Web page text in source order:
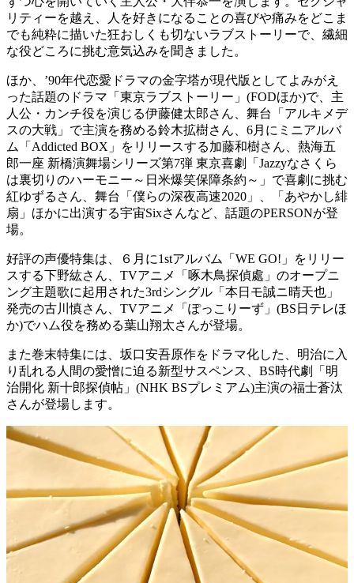
リティーを越え、人を好きになることの喜びや痛みをどこま
でも純粋に描いた狂おしくも切ないラブストーリーで、繊細
な役どころに挑む意気込みを聞きました。
ほか、’90年代恋愛ドラマの金字塔が現代版としてよみがえ
った話題のドラマ「東京ラブストーリー」(FODほか)で、主
人公・カンチ役を演じる伊藤健太郎さん、舞台「アルキメデ
スの大戦」で主演を務める鈴木拡樹さん、6月にミニアルバ
ム「Addicted BOX」をリリースする加藤和樹さん、熱海五
郎一座 新橋演舞場シリーズ第7弾 東京喜劇「Jazzyなさくら
は裏切りのハーモニー～日米爆笑保障条約～」で喜劇に挑む
紅ゆずるさん、舞台「僕らの深夜高速2020」、「あやかし緋
扇」ほかに出演する宇宙Sixさんなど、話題のPERSONが登
場。
好評の声優特集は、６月に1stアルバム「WE GO!」をリリー
スする下野紘さん、TVアニメ「啄木鳥探偵處」のオープニ
ング主題歌に起用された3rdシングル「本日モ誠ニ晴天也」
発売の古川慎さん、TVアニメ「ぽっこりーず」(BS日テレほ
か)でハム役を務める葉山翔太さんが登場。
また巻末特集には、坂口安吾原作をドラマ化した、明治に入
り乱れる人間の愛憎に迫る新型サスペンス、BS時代劇「明
治開化 新十郎探偵帖」(NHK BSプレミアム)主演の福士蒼汰
さんが登場します。